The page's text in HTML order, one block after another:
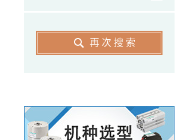
再次搜索